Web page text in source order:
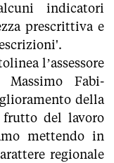
indicatori
prescrittiva e
l’assessore
Fabi-
della
frutto del lavoro
mettendo in
regionale